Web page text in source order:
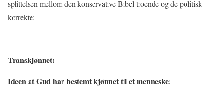
splittelsen mellom den konservative Bibel troende og de politisk
korrekte:
Transkjønnet:
Ideen at Gud har bestemt kjønnet til et menneske: